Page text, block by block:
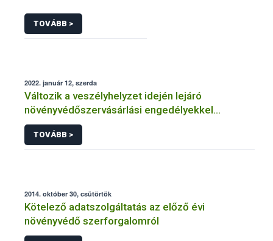
TOVÁBB >
2022. január 12, szerda
Változik a veszélyhelyzet idején lejáró
növényvédőszervásárlási engedélyekkel
kapcsolatos szabályozás
TOVÁBB >
2014. október 30, csütörtök
Kötelező adatszolgáltatás az előző évi
növényvédő szerforgalomról